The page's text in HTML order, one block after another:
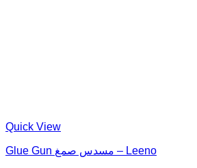
Quick View
Glue Gun مسدس صمغ – Leeno